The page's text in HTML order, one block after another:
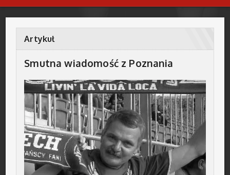
Artykuł
Smutna wiadomość z Poznania